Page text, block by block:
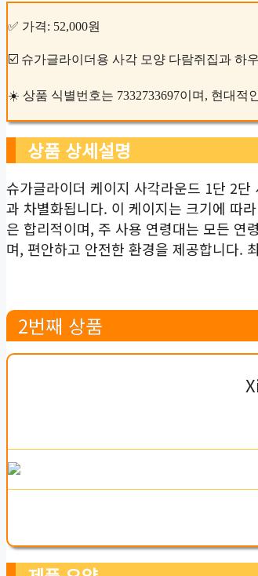
✅ 가격: 52,000원
☑️ 슈가글라이더용 사각 모양 다람쥐집과 하
☀️ 상품 식별번호는 7332733697이며, 현대적
상품 상세설명
슈가글라이더 케이지 사각라운드 1단 2
과 차별화됩니다. 이 케이지는 크기에 따
은 합리적이며, 주 사용 연령대는 모든 연
며, 편안하고 안전한 환경을 제공합니다.
2번째 상품